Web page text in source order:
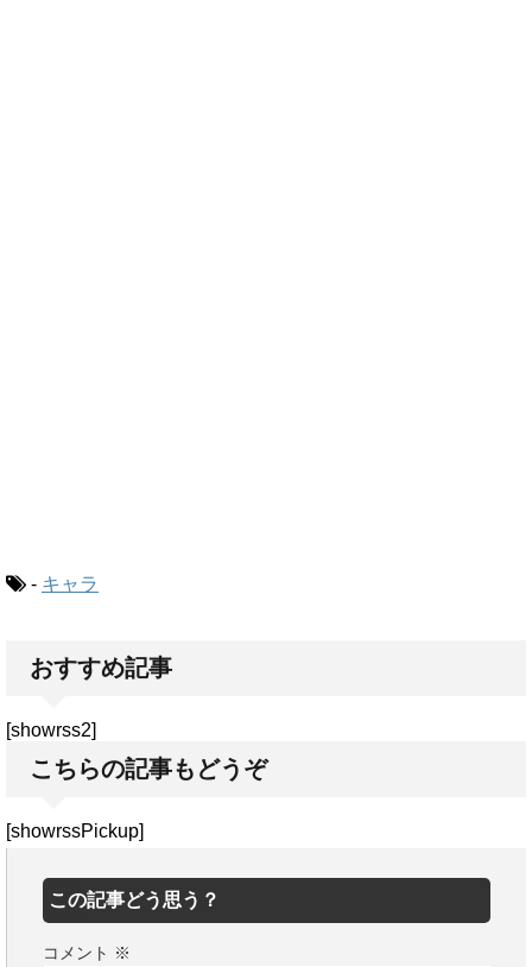
- キャラ
おすすめ記事
[showrss2]
こちらの記事もどうぞ
[showrssPickup]
この記事どう思う？
コメント ※